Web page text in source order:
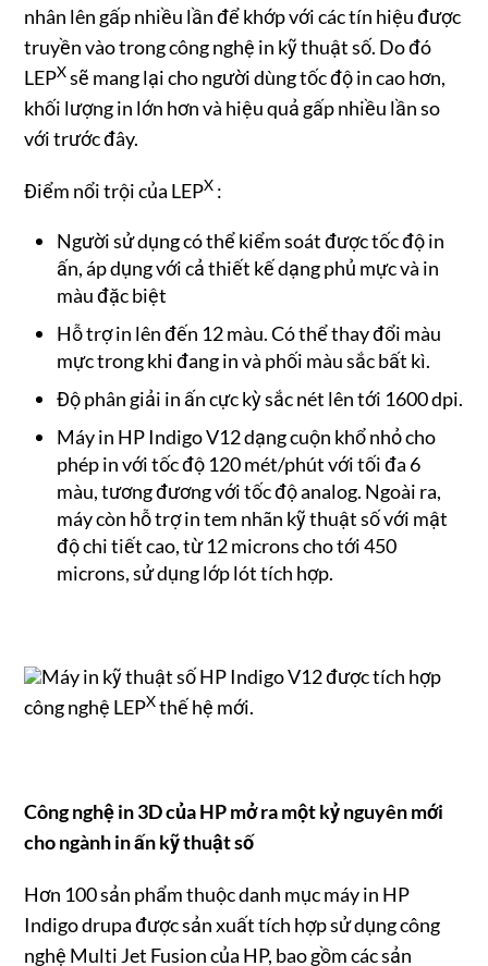
nhân lên gấp nhiều lần để khớp với các tín hiệu được
truyền vào trong công nghệ in kỹ thuật số. Do đó
LEPXsẽ mang lại cho người dùng tốc độ in cao hơn,
khối lượng in lớn hơn và hiệu quả gấp nhiều lần so
với trước đây.
Điểm nổi trội của LEPX :
Người sử dụng có thể kiểm soát được tốc độ in
ấn, áp dụng với cả thiết kế dạng phủ mực và in
màu đặc biệt
Hỗ trợ in lên đến 12 màu. Có thể thay đổi màu
mực trong khi đang in và phối màu sắc bất kì.
Độ phân giải in ấn cực kỳ sắc nét lên tới 1600 dpi.
Máy in HP Indigo V12 dạng cuộn khổ nhỏ cho
phép in với tốc độ 120 mét/phút với tối đa 6
màu, tương đương với tốc độ analog. Ngoài ra,
máy còn hỗ trợ in tem nhãn kỹ thuật số với mật
độ chi tiết cao, từ 12 microns cho tới 450
microns, sử dụng lớp lót tích hợp.
Máy in kỹ thuật số HP Indigo V12 được tích hợp
công nghệ LEPXthế hệ mới.
Công nghệ in 3D của HP mở ra một kỷ nguyên mới
cho ngành in ấn kỹ thuật số
Hơn 100 sản phẩm thuộc danh mục máy in HP
Indigo drupa được sản xuất tích hợp sử dụng công
nghệ Multi Jet Fusion của HP, bao gồm các sản